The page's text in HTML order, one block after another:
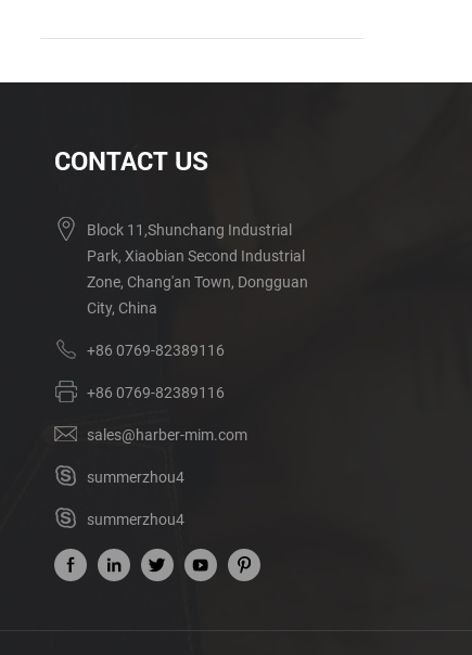
CONTACT US
Block 11,Shunchang Industrial
Park, Xiaobian Second Industrial
Zone, Chang'an Town, Dongguan
City, China
+86 0769-82389116
+86 0769-82389116
sales@harber-mim.com
summerzhou4
summerzhou4